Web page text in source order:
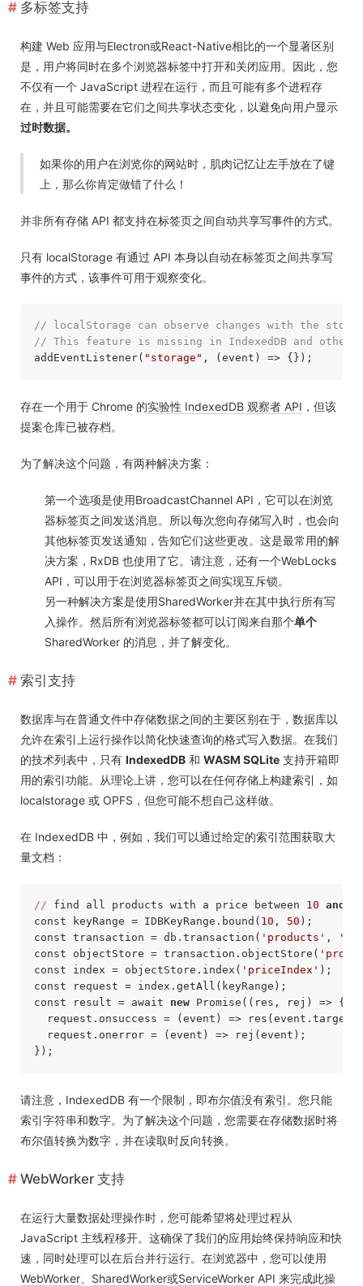
多标签支持
构建 Web 应用与Electron或React-Native相比的一个显著区别
是，用户将同时在多个浏览器标签中打开和关闭应用。因此，您
不仅有一个 JavaScript 进程在运行，而且可能有多个进程存
在，并且可能需要在它们之间共享状态变化，以避免向用户显示
过时数据。
如果你的用户在浏览你的网站时，肌肉记忆让左手放在了键
上，那么你肯定做错了什么！
并非所有存储 API 都支持在标签页之间自动共享写事件的方式。
只有 localStorage 有通过 API 本身以自动在标签页之间共享写
事件的方式，该事件可用于观察变化。
// localStorage can observe changes with the
// This feature is missing in IndexedDB and others
addEventListener( "storage"
存在一个用于 Chrome 的实验性 IndexedDB 观察者 API ，但该
提案仓库已被存档。
为了解决这个问题，有两种解决方案：
第一个选项是使用BroadcastChannel API ，它可以在浏览
器标签页之间发送消息。所以每次您向存储写入时，也会向
其他标签页发送通知，告知它们这些更改。这是最常用的解
决方案，RxDB 也使用了它。请注意，还有一个WebLocks
API ，可以用于在浏览器标签页之间实现互斥锁。
另一种解决方案是使用SharedWorker并在其中执行所有写
入操作。然后所有浏览器标签都可以订阅来自那个单个
SharedWorker 的消息，并了解变化。
索引支持
数据库与在普通文件中存储数据之间的主要区别在于，数据库以
允许在索引上运行操作以简化快速查询的格式写入数据。在我们
的技术列表中，只有 IndexedDB 和 WASM SQLite 支持开箱即
用的索引功能。从理论上讲，您可以在任何存储上构建索引，如
localstorage 或 OPFS，但您可能不想自己这样做。
在 IndexedDB 中，例如，我们可以通过给定的索引范围获取大
量文档：
// find all products with a price between 10 and
const keyRange = IDBKeyRange.bound( 10 , 50
const transaction = db.transaction( 'products' ,
const objectStore = transaction.objectStore(
const index = objectStore.index( 'priceIndex'
const
const result = await new Promise( (res, rej) => {
  request.onsuccess =
(event) =>
  request.onerror =
(event) => rej(event);
请注意，IndexedDB 有一个限制，即布尔值没有索引 。您只能
索引字符串和数字。为了解决这个问题，您需要在存储数据时将
布尔值转换为数字，并在读取时反向转换。
WebWorker 支持
在运行大量数据处理操作时，您可能希望将处理过程从
JavaScript 主线程移开。这确保了我们的应用始终保持响应和快
速，同时处理可以在后台并行运行。在浏览器中，您可以使用
WebWorker
SharedWorker或ServiceWorker API 来完成此操